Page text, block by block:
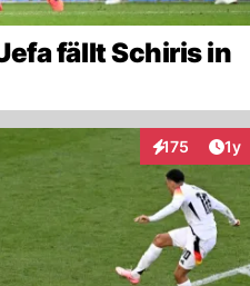
fällt Schiris in
175
Interaktionen
1y